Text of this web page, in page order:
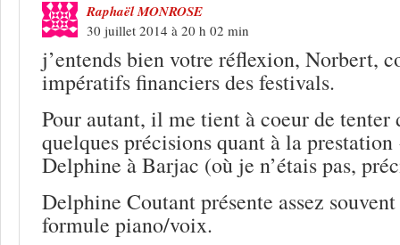
Raphaël MONROSE
30 juillet 2014 à 20 h 02 min
j’entends bien votre réflexion, Norbert,
impératifs financiers des festivals.
Pour autant, il me tient à coeur de tenter
quelques précisions quant à la
Delphine à Barjac (où je n’étais pas,
Delphine Coutant présente assez
formule piano/voix.